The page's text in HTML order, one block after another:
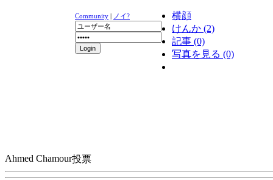
Community | ノイ?
横顔
けんか (2)
記事 (0)
写真を見る (0)
Ahmed Chamour投票